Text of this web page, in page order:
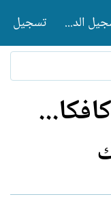
تسجيل الدخول تسجيل